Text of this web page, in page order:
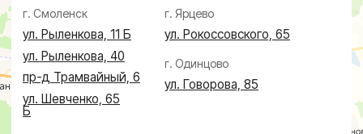
Проктолог
Косметолог
Ревматолог
Терапевт
Капельницы здоровья
Лечение по ДМС
Лечебные блокады
О клинике
Врачи
Пациентам